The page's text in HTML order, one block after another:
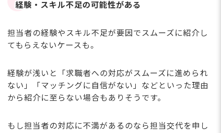
経験・スキル不足の可能性がある
担当者の経験やスキル不足が要因でスムーズに紹介し
てもらえないケースも。
経験が浅いと「求職者への対応がスムーズに進められ
ない」「マッチングに自信がない」などといった理由
から紹介に至らない場合もありそうです。
もし担当者の対応に不満があるのなら担当交代を申し